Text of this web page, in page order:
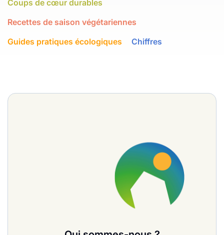
Coups de cœur durables
Recettes de saison végétariennes
Guides pratiques écologiques
Chiffres